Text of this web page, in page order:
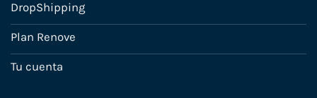
DropShipping
Plan Renove
Tu cuenta